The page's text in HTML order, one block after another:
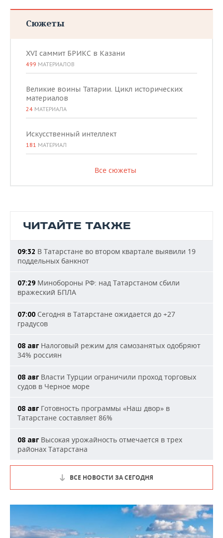
Сюжеты
XVI саммит БРИКС в Казани
499 МАТЕРИАЛОВ
Великие воины Татарии. Цикл исторических
материалов
24 МАТЕРИАЛА
Искусственный интеллект
181 МАТЕРИАЛ
Все сюжеты
ЧИТАЙТЕ ТАКЖЕ
09:32 В Татарстане во втором квартале выявили 19
поддельных банкнот
07:29 Минобороны РФ: над Татарстаном сбили
вражеский БПЛА
07:00 Сегодня в Татарстане ожидается до +27
градусов
08 авг Налоговый режим для самозанятых одобряют
34% россиян
08 авг Власти Турции ограничили проход торговых
судов в Черное море
08 авг Готовность программы «Наш двор» в
Татарстане составляет 86%
08 авг Высокая урожайность отмечается в трех
районах Татарстана
ВСЕ НОВОСТИ ЗА СЕГОДНЯ